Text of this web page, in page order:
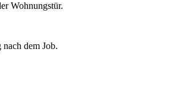
Wohnungstür.
dem Job.